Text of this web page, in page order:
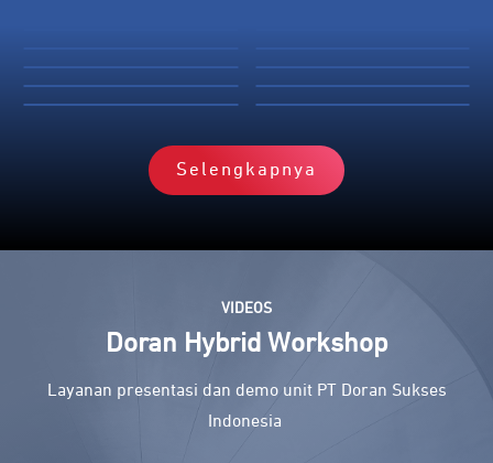
Selengkapnya
VIDEOS
Doran Hybrid Workshop
Layanan presentasi dan demo unit PT Doran Sukses
Indonesia